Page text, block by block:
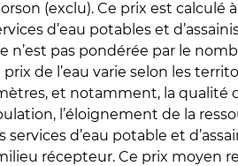
(exclu). Ce prix est calculé
d’eau potables et
n’est pas pondérée par le
de l’eau varie selon les
et notamment, la qualité
l’éloignement de la
d’eau potable et
récepteur. Ce prix moyen